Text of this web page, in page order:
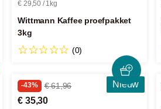
€ 29,50 / 1kg
Wittmann Kaffee proefpakket
3kg
(0)
Nieuw
-43% € 61,96
€ 35,30